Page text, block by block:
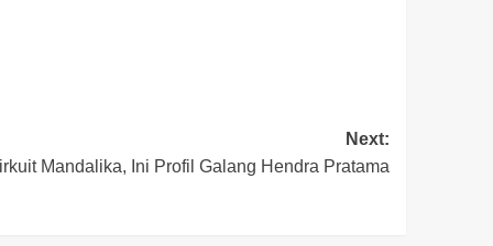
Next:
Mandalika, Ini Profil Galang Hendra Pratama